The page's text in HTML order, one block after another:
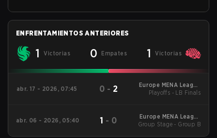
ENFRENTAMIENTOS ANTERIORES
1 Victorias 0 Empates 1 Victorias
abr. 17 - 2026, 07:45 0 - 2
Europe MENA League
- Europe MENA
Playoffs - LB Finals
abr. 06 - 2026, 05:40 1 - 0
Europe MENA League
- Europe MENA
Group Stage - Group B